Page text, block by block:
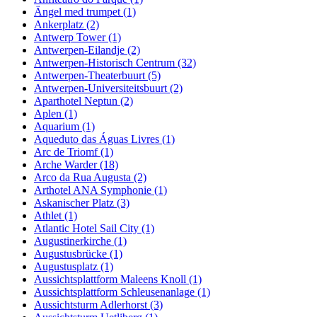
Ängel med trumpet (1)
Ankerplatz (2)
Antwerp Tower (1)
Antwerpen-Eilandje (2)
Antwerpen-Historisch Centrum (32)
Antwerpen-Theaterbuurt (5)
Antwerpen-Universiteitsbuurt (2)
Aparthotel Neptun (2)
Aplen (1)
Aquarium (1)
Aqueduto das Águas Livres (1)
Arc de Triomf (1)
Arche Warder (18)
Arco da Rua Augusta (2)
Arthotel ANA Symphonie (1)
Askanischer Platz (3)
Athlet (1)
Atlantic Hotel Sail City (1)
Augustinerkirche (1)
Augustusbrücke (1)
Augustusplatz (1)
Aussichtsplattform Maleens Knoll (1)
Aussichtsplattform Schleusenanlage (1)
Aussichtsturm Adlerhorst (3)